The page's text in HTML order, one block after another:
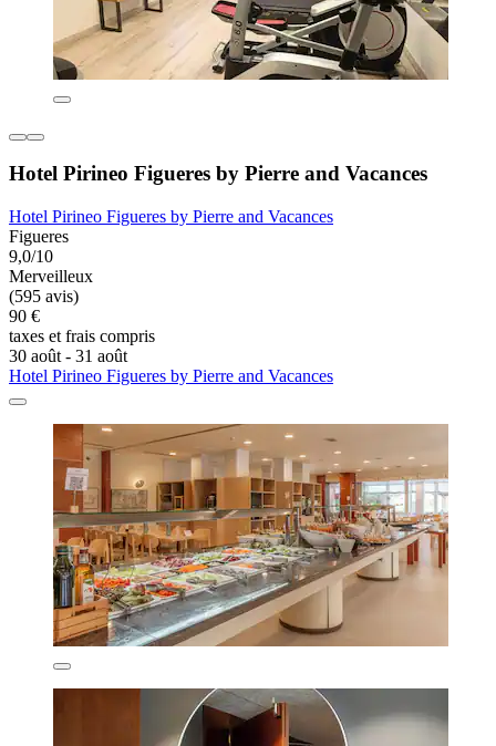
Hotel Pirineo Figueres by Pierre and Vacances
Hotel Pirineo Figueres by Pierre and Vacances
Figueres
9,0/10
Merveilleux
(595 avis)
90 €
taxes et frais compris
30 août - 31 août
Hotel Pirineo Figueres by Pierre and Vacances